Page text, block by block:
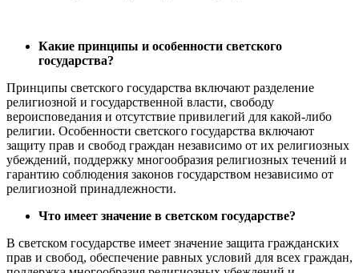
Какие принципы и особенности светского
государства?
Принципы светского государства включают разделение
религиозной и государственной власти, свободу
вероисповедания и отсутствие привилегий для какой-либо
религии. Особенности светского государства включают
защиту прав и свобод граждан независимо от их религиозных
убеждений, поддержку многообразия религиозных течений и
гарантию соблюдения законов государством независимо от
религиозной принадлежности.
Что имеет значение в светском государстве?
В светском государстве имеет значение защита гражданских
прав и свобод, обеспечение равных условий для всех граждан,